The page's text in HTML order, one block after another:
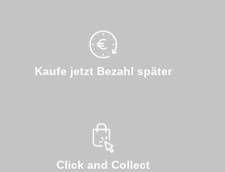
Kaufe jetzt Bezahl später
Click and Collect